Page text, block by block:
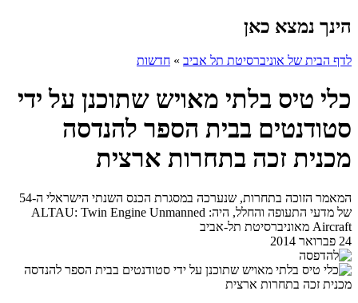
הינך נמצא כאן
לדף הבית של אוניברסיטת תל אביב » חדשות
כלי טיס בלתי מאויש שתוכנן על ידי
סטודנטים בבית הספר להנדסה
מכנית זכה בתחרות ארצית
המאמר הזוכה בתחרות, שנערכה במסגרת הכנס השנתי הישראלי ה-54
של מדעי התעופה והחלל, היה: ALTAU: Twin Engine Unmanned
Aircraft מאוניברסיטת תל-אביב
24 פברואר 2014